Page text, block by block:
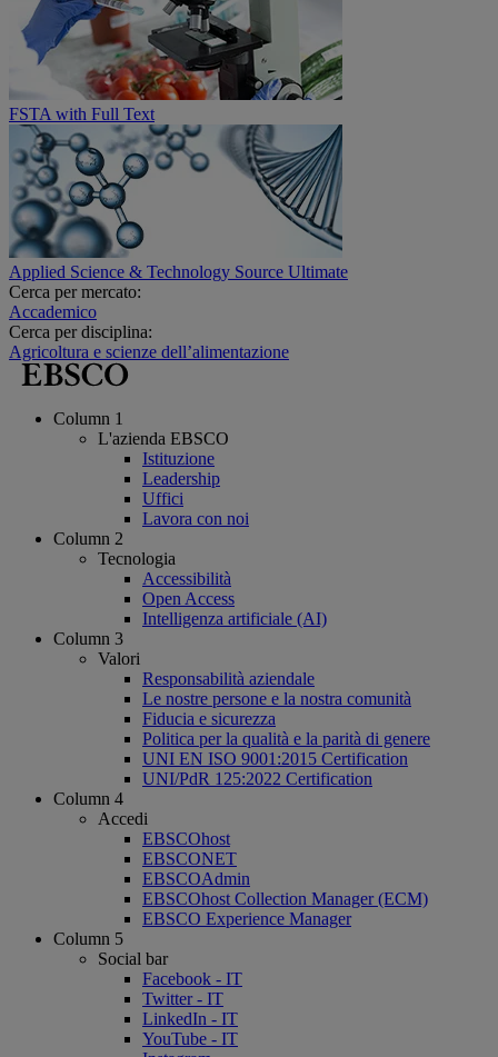
FSTA with Full Text
Applied Science & Technology Source Ultimate
Cerca per mercato:
Accademico
Cerca per disciplina:
Agricoltura e scienze dell’alimentazione
Column 1
L'azienda EBSCO
Istituzione
Leadership
Uffici
Lavora con noi
Column 2
Tecnologia
Accessibilità
Open Access
Intelligenza artificiale (AI)
Column 3
Valori
Responsabilità aziendale
Le nostre persone e la nostra comunità
Fiducia e sicurezza
Politica per la qualità e la parità di genere
UNI EN ISO 9001:2015 Certification
UNI/PdR 125:2022 Certification
Column 4
Accedi
EBSCOhost
EBSCONET
EBSCOAdmin
EBSCOhost Collection Manager (ECM)
EBSCO Experience Manager
Column 5
Social bar
Facebook - IT
Twitter - IT
LinkedIn - IT
YouTube - IT